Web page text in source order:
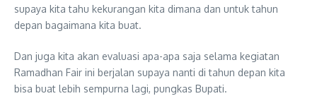
supaya kita tahu kekurangan kita dimana dan untuk tahun
depan bagaimana kita buat.
Dan juga kita akan evaluasi apa-apa saja selama kegiatan
Ramadhan Fair ini berjalan supaya nanti di tahun depan kita
bisa buat lebih sempurna lagi, pungkas Bupati.